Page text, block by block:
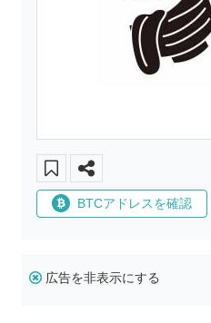
BTCアドレスを確認
広告を非表示にする